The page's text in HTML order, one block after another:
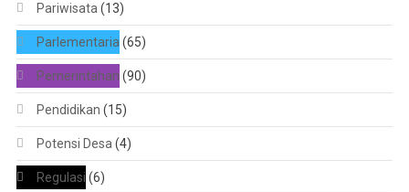
Pariwisata (13)
Parlementaria (65)
Pemerintahan (90)
Pendidikan (15)
Potensi Desa (4)
Regulasi (6)